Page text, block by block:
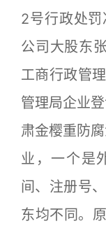
2号行政处
公司大股东
工商行政管
管理局企业
肃金樱重防
业，一个是
间、注册号
东均不同。